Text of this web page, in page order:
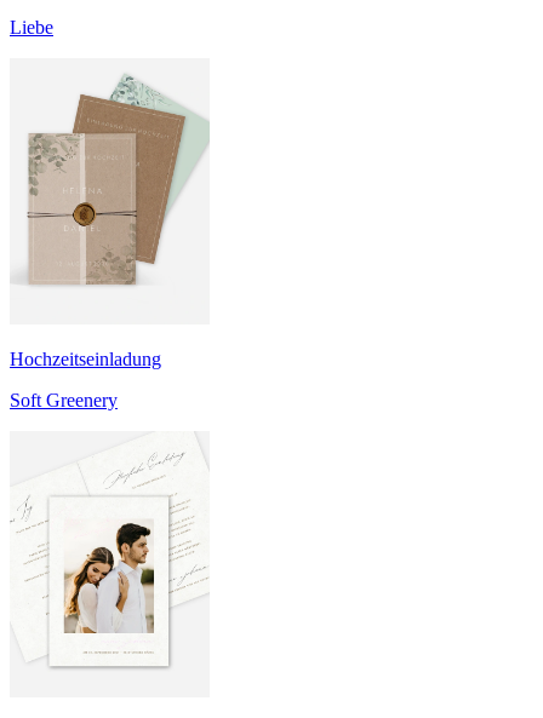
Liebe
Hochzeitseinladung
Soft Greenery